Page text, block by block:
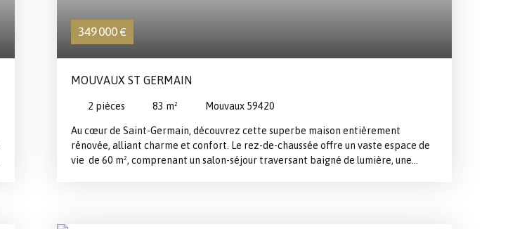
349 000 €
MOUVAUX ST GERMAIN
2 pièces 83 m² Mouvaux 59420
Au cœur de Saint-Germain, découvrez cette superbe maison entièrement
rénovée, alliant charme et confort. Le rez-de-chaussée offre un vaste espace de
vie de 60 m², comprenant un salon-séjour traversant baigné de lumière, une